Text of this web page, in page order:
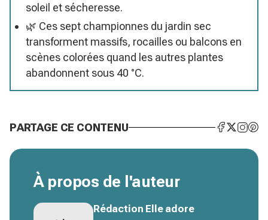
soleil et sécheresse.
🌿 Ces sept championnes du jardin sec
transforment massifs, rocailles ou balcons en
scènes colorées quand les autres plantes
abandonnent sous 40 °C.
PARTAGE CE CONTENU
À propos de l'auteur
Rédaction Elle adore